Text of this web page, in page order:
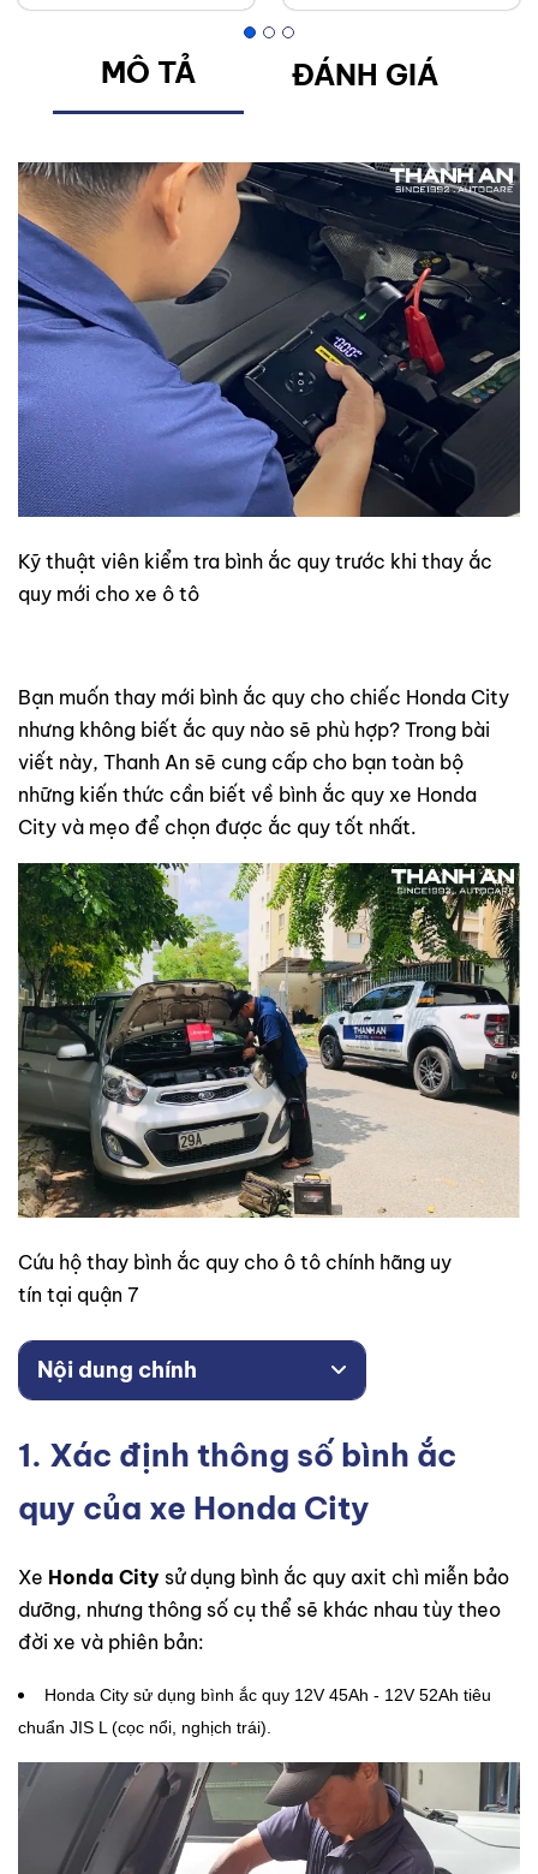
MÔ TẢ ĐÁNH GIÁ
Kỹ thuật viên kiểm tra bình ắc quy trước khi thay ắc
quy mới cho xe ô tô
Bạn muốn thay mới bình ắc quy cho chiếc Honda City
nhưng không biết ắc quy nào sẽ phù hợp? Trong bài
viết này, Thanh An sẽ cung cấp cho bạn toàn bộ
những kiến thức cần biết về bình ắc quy xe Honda
City và mẹo để chọn được ắc quy tốt nhất.
Cứu hộ thay bình ắc quy cho ô tô chính hãng uy
tín tại quận 7
Nội dung chính
1. Xác định thông số bình ắc
quy của xe Honda City
Xe Honda City sử dụng bình ắc quy axit chì miễn bảo
dưỡng, nhưng thông số cụ thể sẽ khác nhau tùy theo
đời xe và phiên bản:
Honda City sử dụng bình ắc quy 12V 45Ah - 12V 52Ah tiêu
chuẩn JIS L (cọc nổi, nghịch trái).